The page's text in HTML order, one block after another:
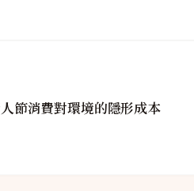
節消費對環境的隱形成本